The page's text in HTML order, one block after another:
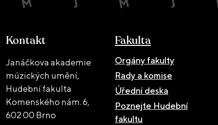
Kontakt
Janáčkova akademie
múzických umění,
Hudební fakulta
Komenského nám. 6,
602 00 Brno
Fakulta
Orgány fakulty
Rady a komise
Úřední deska
Poznejte Hudební
fakultu